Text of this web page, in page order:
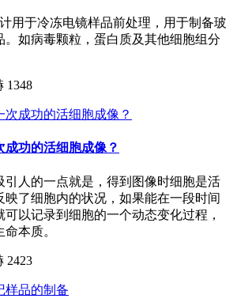
用于冷冻电镜样品前处理，用于制备玻
。如病毒颗粒，蛋白质及其他细胞组分
1348
成功的活细胞成像？
引人的一点就是，得到图像时细胞是活
映了细胞内的状况，如果能在一段时间
可以记录到细胞的一个动态变化过程，
本质。
2423